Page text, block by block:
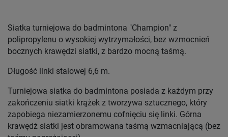
Siatka turniejowa do badmintona "Champion" z
polipropylenu o wysokiej wytrzymałości, bez wzmocnień
bocznych krawędzi siatki, z bardzo mocną taśmą.
Długość linki stalowej 6,6 m.
Turniejowa siatka do badmintona posiada z każdym przy
zakończeniu siatki krążek z tworzywa sztucznego, który
zapobiega niezamierzonemu cofnięciu się linki. Górna
krawędź siatki jest obramowana taśmą wzmacniającą (bez